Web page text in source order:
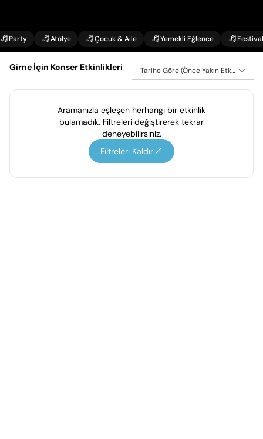
Party Atölye Çocuk & Aile Yemekli Eğlence Festival
Girne İçin Konser Etkinlikleri Tarihe Göre (Önce Yakın Etkinlikler)
Aramanızla eşleşen herhangi bir etkinlik
bulamadık. Filtreleri değiştirerek tekrar
deneyebilirsiniz.
Filtreleri Kaldır